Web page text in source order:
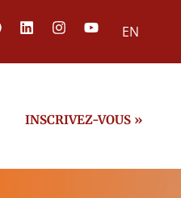
EN
INSCRIVEZ-VOUS »